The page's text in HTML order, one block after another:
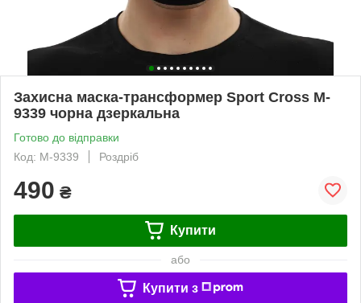
Захисна маска-трансформер Sport Сross M-
9339 чорна дзеркальна
Готово до відправки
Код: M-9339
Роздріб
490 ₴
Купити
або
Купити з